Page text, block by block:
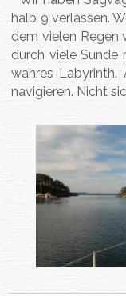
halb 9 verlassen.
dem vielen Regen
durch viele Sunde
wahres
navigieren. Nicht